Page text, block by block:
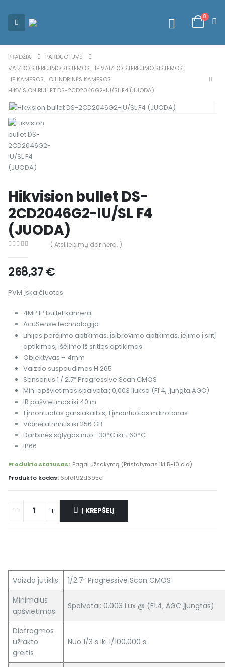
0
PRADŽIA
PARDUOTUVĖ
VAIZDO STEBĖJIMO SISTEMOS, IP VAIZDO STEBĖJIMO SISTEMOS,
IP KAMEROS, CILINDRINĖS KAMEROS
HIKVISION BULLET DS-2CD2046G2-IU/SL F4 (JUODA)
Hikvision bullet DS-
2CD2046G2-IU/SL F4
(JUODA)
( Atsiliepimų dar nėra. )
268,37€
PVM įskaičiuotas
4MP IP bullet kamera
AcuSense technologija
Linijos perėjimo aptikimas, įsibrovimo aptikimas, įėjimo į sritį
aptikimas, išėjimo iš srities aptikimas
Objektyvas – 4mm
Vaizdo suspaudimas H.265
Sensorius 1 / 2.7“ Progressive Scan CMOS
Min. apšvietimas spalvotai: 0,003 liukso (F1.4, įjungta AGC)
IR pašvietimas iki 40 m
1 įmontuotas garsiakalbis, 1 įmontuotas mikrofonas
Vidinė atmintis iki 256 GB
Darbinės sąlygos nuo -30°C iki +60°C
IP66
Produkto statusas: Pagal užsakymą (Pristatymas iki 5-10 d.d)
Produkto kodas: 6bfdf92d695e
Į KREPŠELĮ
Vaizdo jutiklis
1/2.7″ Progressive Scan CMOS
Minimalus
apšvietimas
Spalvotai: 0.003 Lux @ (F1.4, AGC įjungtas)
Diafragmos
užrakto
greitis
Nuo 1/3 s iki 1/100,000 s